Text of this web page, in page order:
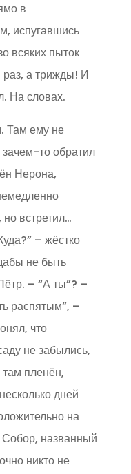
в
испугавшись
всяких пыток
раз, а трижды! И
На словах.
Там ему не
то обратил
Нерона,
встретил…
– жёстко
не быть
– “А ты”? –
распятым”, –
что
не забылись,
пленён,
дней
на
названный
никто не